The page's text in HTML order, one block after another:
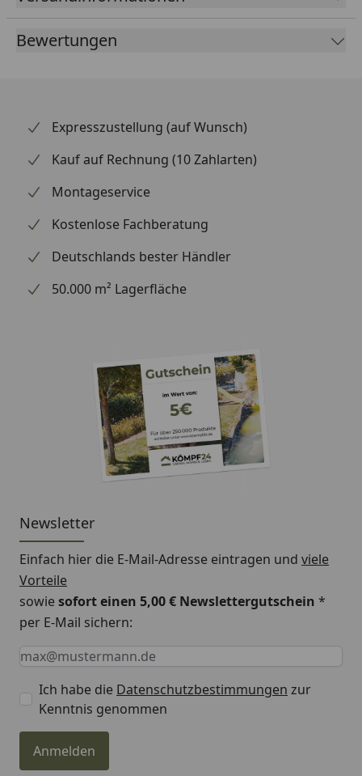
Bewertungen
Expresszustellung (auf Wunsch)
Kauf auf Rechnung (10 Zahlarten)
Montageservice
Kostenlose Fachberatung
Deutschlands bester Händler
50.000 m² Lagerfläche
Newsletter
Einfach hier die E-Mail-Adresse eintragen und viele
Vorteile
sowiesofort einen 5,00 € Newslettergutschein *
per E-Mail sichern:
Keine Eingabe erforderlich
Eingabe erforderlich
E-Mail *
Ich habe die Datenschutzbestimmungen zur
Kenntnis genommen
Anmelden